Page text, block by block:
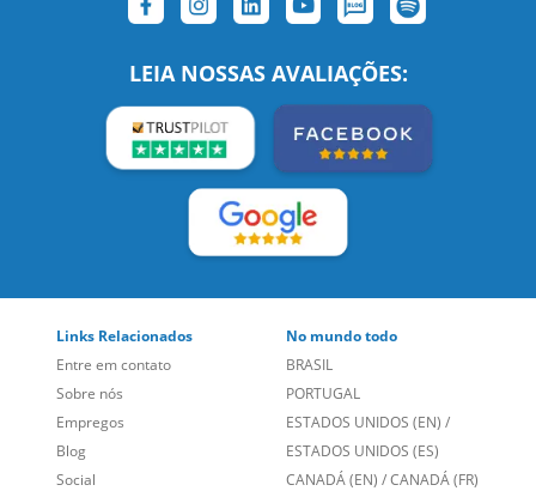
LEIA NOSSAS AVALIAÇÕES:
Sobre nós
Empregos
Blog
Social
Site Corporativo
Sugestões
PORTUGAL
ESTADOS UNIDOS (EN)
ESTADOS UNIDOS (ES)
CANADÁ (EN)/CANADÁ (FR)
REINO UNIDO E IRLANDA
AUSTRÁLIA E NOVA